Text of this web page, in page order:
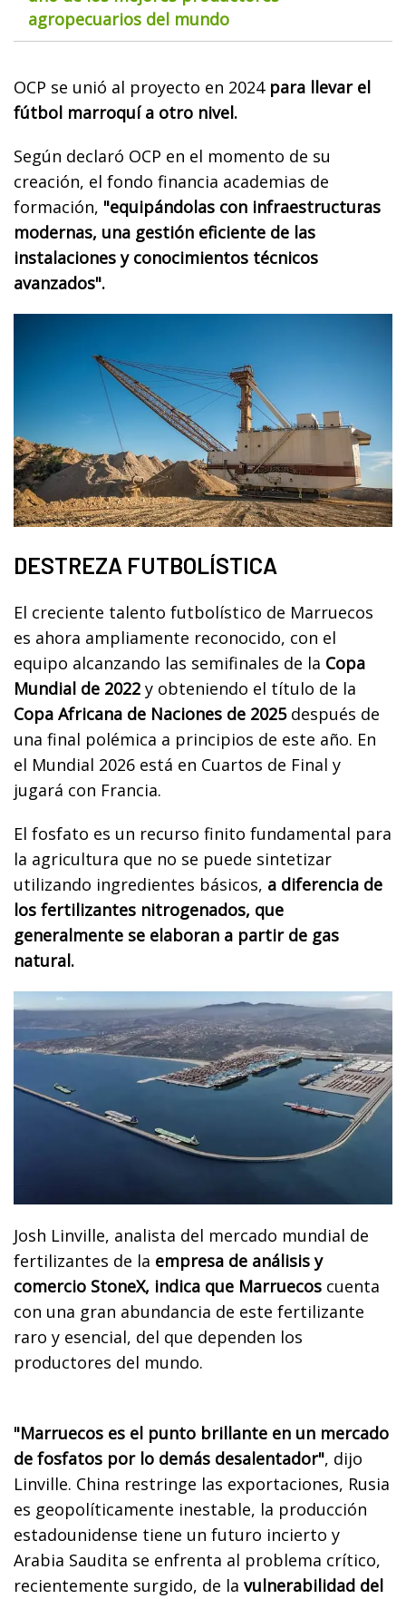
agropecuarios del mundo
OCP se unió al proyecto en 2024 para llevar el
fútbol marroquí a otro nivel.
Según declaró OCP en el momento de su
creación, el fondo financia academias de
formación, "equipándolas con infraestructuras
modernas, una gestión eficiente de las
instalaciones y conocimientos técnicos
avanzados".
DESTREZA FUTBOLÍSTICA
El creciente talento futbolístico de Marruecos
es ahora ampliamente reconocido, con el
equipo alcanzando las semifinales de la Copa
Mundial de 2022 y obteniendo el título de la
Copa Africana de Naciones de 2025después de
una final polémica a principios de este año. En
el Mundial 2026 está en Cuartos de Final y
jugará con Francia.
El fosfato es un recurso finito fundamental para
la agricultura que no se puede sintetizar
utilizando ingredientes básicos, a diferencia de
los fertilizantes nitrogenados, que
generalmente se elaboran a partir de gas
natural.
Josh Linville, analista del mercado mundial de
fertilizantes de la empresa de análisis y
comercio StoneX, indica que Marruecos cuenta
con una gran abundancia de este fertilizante
raro y esencial, del que dependen los
productores del mundo.
"Marruecos es el punto brillante en un mercado
de fosfatos por lo demás desalentador", dijo
Linville. China restringe las exportaciones, Rusia
es geopolíticamente inestable, la producción
estadounidense tiene un futuro incierto y
Arabia Saudita se enfrenta al problema crítico,
recientemente surgido, de la vulnerabilidad del